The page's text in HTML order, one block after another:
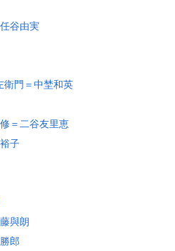
谷由実
衛門＝中埜和英
＝二谷友里恵
子
與朗
郎